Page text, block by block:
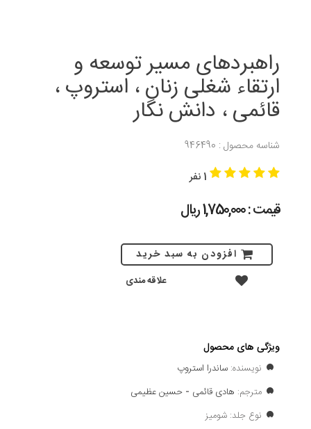
راهبردهای مسیر توسعه و
ارتقاء شغلی زنان ، استروپ ،
قائمی ، دانش نگار
شناسه محصول : 946490
1 نفر
قیمت : 1,750,000 ريال
افزودن به سبد خرید
علاقه مندی
ویژگی های محصول
نویسنده: ساندرا استروپ
مترجم: هادی قائمی - حسین عظیمی
نوع جلد: شومیز